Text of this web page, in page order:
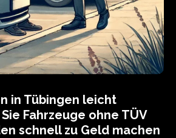
in Tübingen leicht
Fahrzeuge ohne TÜV
schnell zu Geld machen